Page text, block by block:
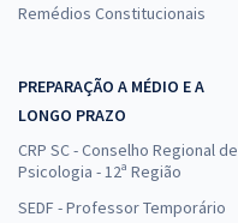
Remédios Constitucionais
PREPARAÇÃO A MÉDIO E A
LONGO PRAZO
CRP SC - Conselho Regional de
Psicologia - 12ª Região
SEDF - Professor Temporário